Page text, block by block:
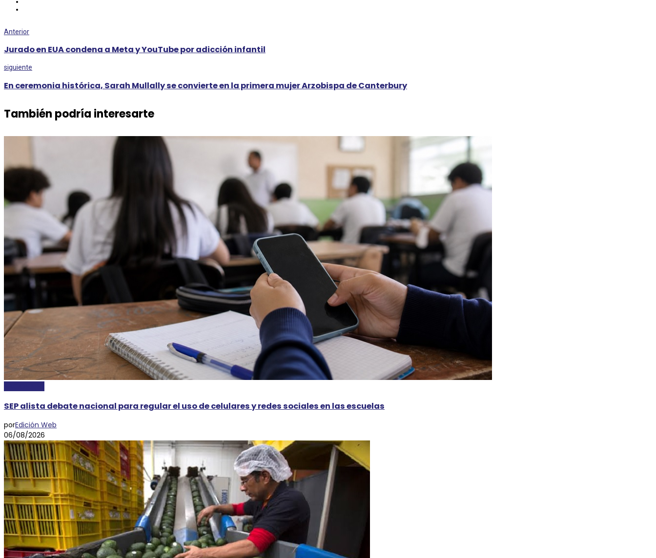
Anterior
Jurado en EUA condena a Meta y YouTube por adicción infantil
siguiente
En ceremonia histórica, Sarah Mullally se convierte en la primera mujer Arzobispa de Canterbury
También podría interesarte
SEP alista debate nacional para regular el uso de celulares y redes sociales en las escuelas
porEdición Web
06/08/2026